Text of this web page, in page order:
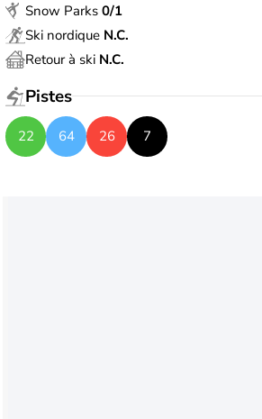
Snow Parks 0/1
Ski nordique N.C.
Retour à ski N.C.
Pistes
22 64 26 7